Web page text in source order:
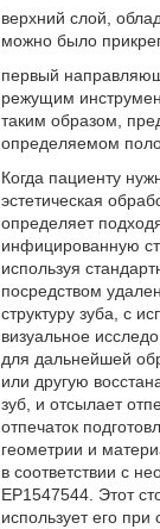
верхний слой,
можно было
первый
режущим
таким образом,
определяемом
Когда пациенту
эстетическая
определяет
инфицированную
используя
посредством
структуру зуба, с
визуальное
для дальнейшей
или другую
зуб, и отсылает
отпечаток
геометрии и
в соответствии с
EP1547544. Этот
использует его